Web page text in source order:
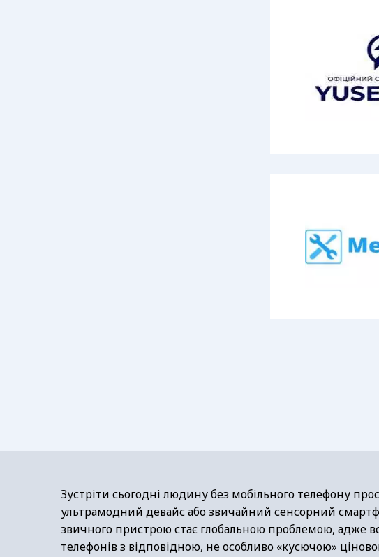
Зустріти сьогодні людину без мобільного телефону
ультрамодний девайс або звичайний сенсорний
звичного пристрою стає глобальною проблемою, адже
телефонів з відповідною, не особливо «кусючою»